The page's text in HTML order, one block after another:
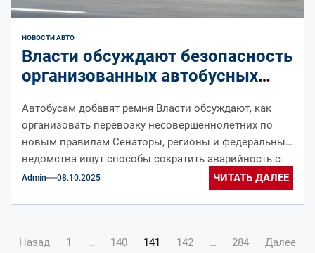
НОВОСТИ АВТО
Власти обсуждают безопасность
организованных автобусных
Автобусам добавят ремня Власти обсуждают, как
организовать перевозку несовершеннолетних по
новым правилам Сенаторы, регионы и федеральные
ведомства ищут способы сократить аварийность с
участием автобусов, перевозящих...
Admin 08.10.2025 ЧИТАТЬ ДАЛЕЕ
Навигация
Назад 1 … 140 141 142 … 284 Далее